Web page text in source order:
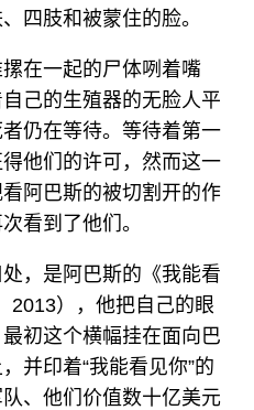
四肢和被蒙住的脸。
在一起的尸体咧着嘴
己的生殖器的无脸人平
仍在等待。等待着第一
他们的许可，然而这一
阿巴斯的被切割开的作
看到了他们。
，是阿巴斯的《我能看
2013），他把自己的眼
初这个横幅挂在面向巴
并印着“我能看见你”的
、他们价值数十亿美元